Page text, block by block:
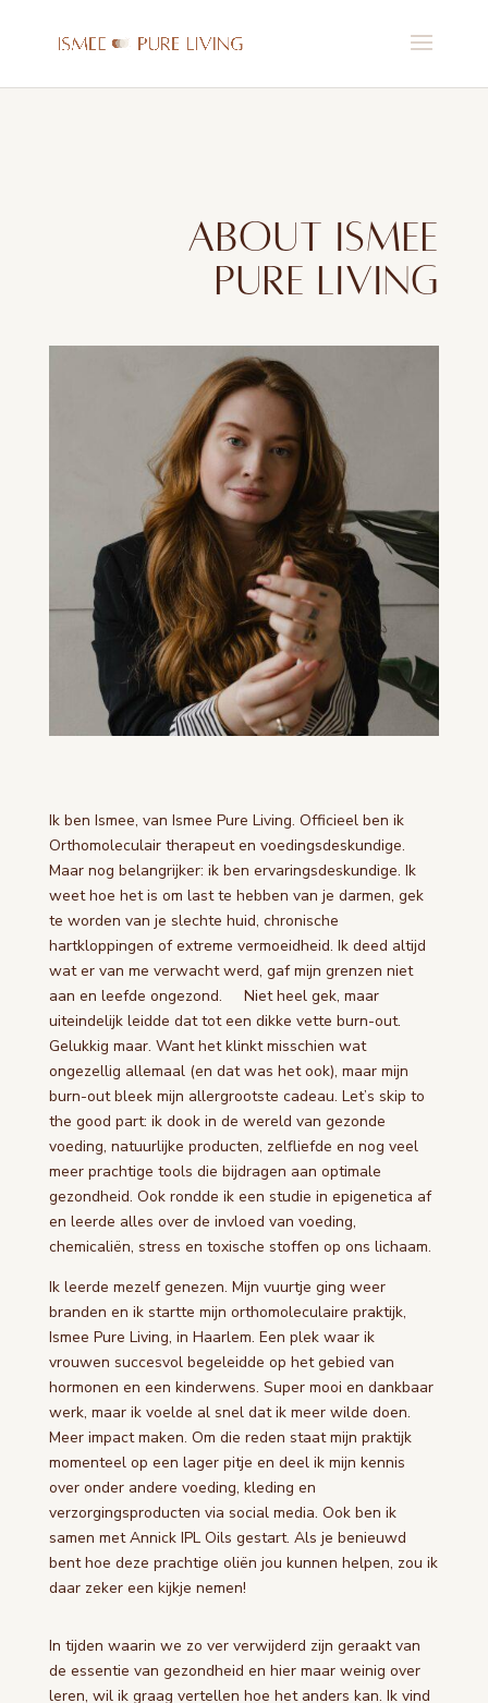
ABOUT ISMEE
PURE LIVING
Ik ben Ismee, van Ismee Pure Living. Officieel ben ik
Orthomoleculair therapeut en voedingsdeskundige.
Maar nog belangrijker: ik ben ervaringsdeskundige. Ik
weet hoe het is om last te hebben van je darmen, gek
te worden van je slechte huid, chronische
hartkloppingen of extreme vermoeidheid. Ik deed altijd
wat er van me verwacht werd, gaf mijn grenzen niet
aan en leefde ongezond. Niet heel gek, maar
uiteindelijk leidde dat tot een dikke vette burn-out.
Gelukkig maar. Want het klinkt misschien wat
ongezellig allemaal (en dat was het ook), maar mijn
burn-out bleek mijn allergrootste cadeau. Let’s skip to
the good part: ik dook in de wereld van gezonde
voeding, natuurlijke producten, zelfliefde en nog veel
meer prachtige tools die bijdragen aan optimale
gezondheid. Ook rondde ik een studie in epigenetica af
en leerde alles over de invloed van voeding,
chemicaliën, stress en toxische stoffen op ons lichaam.
Ik leerde mezelf genezen. Mijn vuurtje ging weer
branden en ik startte mijn orthomoleculaire praktijk,
Ismee Pure Living, in Haarlem. Een plek waar ik
vrouwen succesvol begeleidde op het gebied van
hormonen en een kinderwens. Super mooi en dankbaar
werk, maar ik voelde al snel dat ik meer wilde doen.
Meer impact maken. Om die reden staat mijn praktijk
momenteel op een lager pitje en deel ik mijn kennis
over onder andere voeding, kleding en
verzorgingsproducten via social media. Ook ben ik
samen met Annick IPL Oils gestart. Als je benieuwd
bent hoe deze prachtige oliën jou kunnen helpen, zou ik
daar zeker een kijkje nemen!
In tijden waarin we zo ver verwijderd zijn geraakt van
de essentie van gezondheid en hier maar weinig over
leren, wil ik graag vertellen hoe het anders kan. Ik vind